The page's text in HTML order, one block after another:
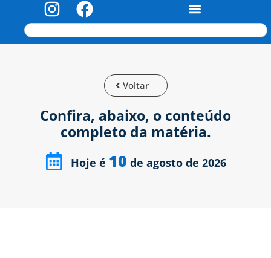
Voltar
Confira, abaixo, o conteúdo
completo da matéria.
Hoje é 10 de agosto de 2026